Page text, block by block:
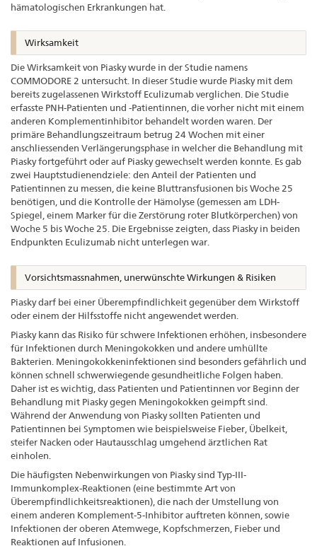
hämatologischen Erkrankungen hat.
Wirksamkeit
Die Wirksamkeit von Piasky wurde in der Studie namens
COMMODORE 2 untersucht. In dieser Studie wurde Piasky mit dem
bereits zugelassenen Wirkstoff Eculizumab verglichen. Die Studie
erfasste PNH-Patienten und -Patientinnen, die vorher nicht mit einem
anderen Komplementinhibitor behandelt worden waren. Der
primäre Behandlungszeitraum betrug 24 Wochen mit einer
anschliessenden Verlängerungsphase in welcher die Behandlung mit
Piasky fortgeführt oder auf Piasky gewechselt werden konnte. Es gab
zwei Hauptstudienendziele: den Anteil der Patienten und
Patientinnen zu messen, die keine Bluttransfusionen bis Woche 25
benötigen, und die Kontrolle der Hämolyse (gemessen am LDH-
Spiegel, einem Marker für die Zerstörung roter Blutkörperchen) von
Woche 5 bis Woche 25. Die Ergebnisse zeigten, dass Piasky in beiden
Endpunkten Eculizumab nicht unterlegen war.
Vorsichtsmassnahmen, unerwünschte Wirkungen & Risiken
Piasky darf bei einer Überempfindlichkeit gegenüber dem Wirkstoff
oder einem der Hilfsstoffe nicht angewendet werden.
Piasky kann das Risiko für schwere Infektionen erhöhen, insbesondere
für Infektionen durch Meningokokken und andere umhüllte
Bakterien. Meningokokkeninfektionen sind besonders gefährlich und
können schnell schwerwiegende gesundheitliche Folgen haben.
Daher ist es wichtig, dass Patienten und Patientinnen vor Beginn der
Behandlung mit Piasky gegen Meningokokken geimpft sind.
Während der Anwendung von Piasky sollten Patienten und
Patientinnen bei Symptomen wie beispielsweise Fieber, Übelkeit,
steifer Nacken oder Hautausschlag umgehend ärztlichen Rat
einholen.
Die häufigsten Nebenwirkungen von Piasky sind Typ-III-
Immunkomplex-Reaktionen (eine bestimmte Art von
Überempfindlichkeitsreaktionen), die nach der Umstellung von
einem anderen Komplement-5-Inhibitor auftreten können, sowie
Infektionen der oberen Atemwege, Kopfschmerzen, Fieber und
Reaktionen auf Infusionen.